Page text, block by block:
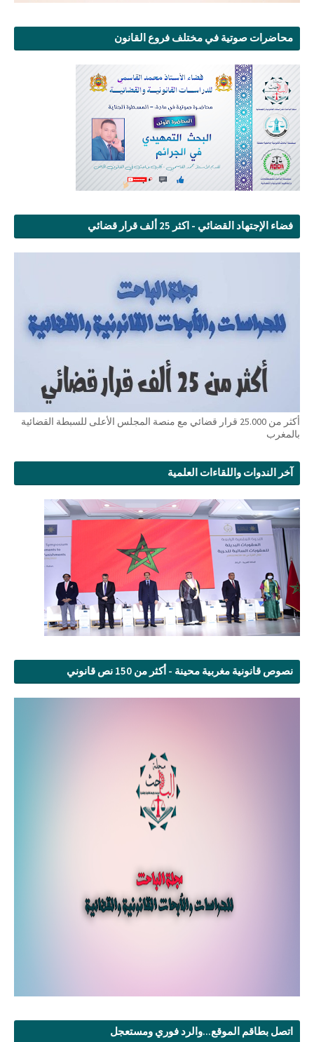
محاضرات صوتية في مختلف فروع القانون
فضاء الإجتهاد القضائي - اكثر 25 ألف قرار قضائي
أكثر من 25.000 قرار قضائي مع منصة المجلس الأعلى للسبطة القضائية
بالمغرب
آخر الندوات واللقاءات العلمية
نصوص قانونية مغربية محينة - أكثر من 150 نص قانوني
اتصل بطاقم الموقع...والرد فوري ومستعجل